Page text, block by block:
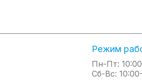
Режим
Пн-Пт:
Сб-Вс: